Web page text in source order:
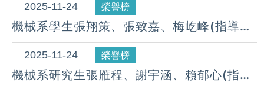
2025-11-24 榮譽榜
機械系學生張翔策、張致嘉、梅屹峰(指導教
授: 莊俊融老師)參加2025中興大學『AI賦能
與機器人於智慧製造應用』專題實作競賽，
參加題目：履帶與足部模式的智慧探搜機器
人開發與設計，榮獲大專組第三名。
2025-11-24 榮譽榜
機械系研究生張雁程、謝宇涵、賴郁心(指導
教授：藍國瑞老師)參加「2025全國智慧製